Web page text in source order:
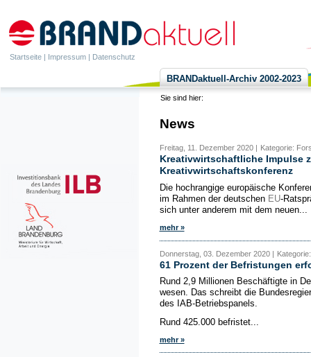
Startseite | Impressum | Datenschutz
BRANDaktuell-Archiv 2002-2023
Sie sind hier:
News
Freitag, 11. Dezember 2020 | Kategorie:
Kreativwirtschaftliche Impulse
Kreativwirtschaftskonferenz
Die hochrangige europäische
im Rahmen der deutschen EU-
sich unter anderem mit dem neuen...
mehr »
Donnerstag, 03. Dezember 2020 |
61 Prozent der Befristungen
Rund 2,9 Millionen Beschäftigte in
wesen. Das schreibt die
des IAB-Betriebspanels.
Rund 425.000 befristet...
mehr »